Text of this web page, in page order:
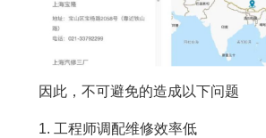
因此，不可避免的造成以下问题
1. 工程师调配维修效率低